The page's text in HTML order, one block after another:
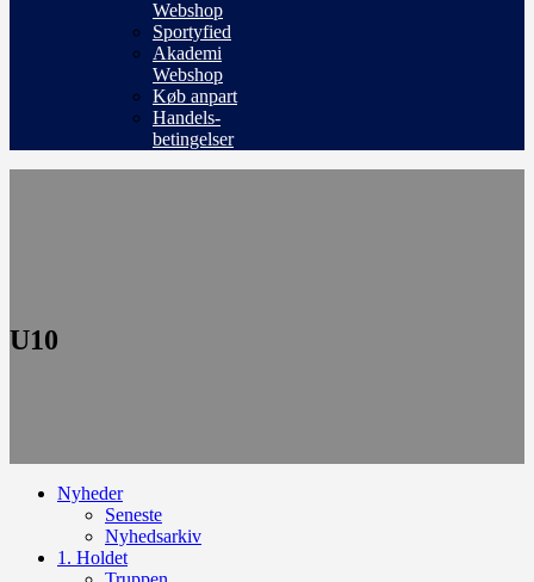
Webshop
Sportyfied
Akademi
Webshop
Køb anpart
Handels-
betingelser
U10
Nyheder
Seneste
Nyhedsarkiv
1. Holdet